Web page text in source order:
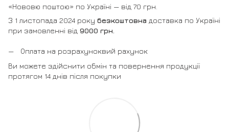
«Нововю поштою» по Україні — від 70 грн.
З 1 листопада 2024 року безкоштовна доставка по Україні
при замовленні від 9000 грн.
Оплата на розрахуноквий рахунок
Ви можете здійснити обмін та повернення продукції
протягом 14 днів після покупки